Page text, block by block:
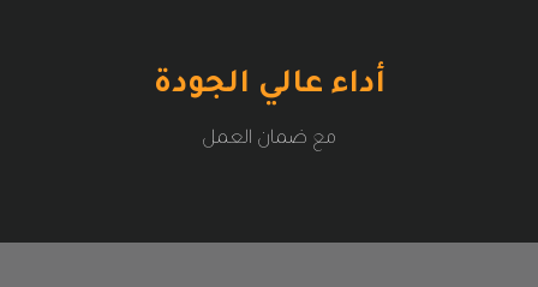
أداء عالي الجودة
مع ضمان العمل